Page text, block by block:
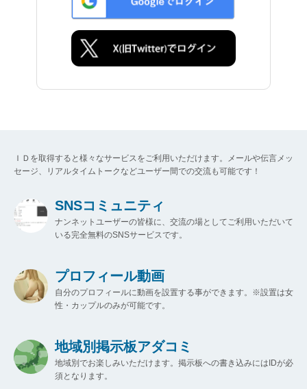
ＩＤを取得すると様々なサービスをご利用いただけます。メールや伝言メッ
セージ、リアルタイムトークなどユーザー間での交流も可能です！
SNSコミュニティ
ナンネットユーザーの皆様に、交流の場としてご利用いただいて
いる完全無料のSNSサービスです。
プロフィール動画
自分のプロフィールに動画を設置する事ができます。※設置は女
性・カップルのみが可能です。
地域別掲示板アダコミ
地域別でお楽しみいただけます。掲示板への書き込みにはIDが必
須となります。